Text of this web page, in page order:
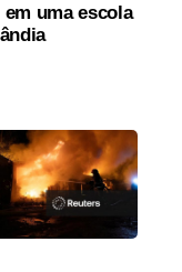
uma escola